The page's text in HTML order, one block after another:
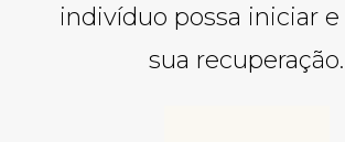
indivíduo possa iniciar
sua recuperação.